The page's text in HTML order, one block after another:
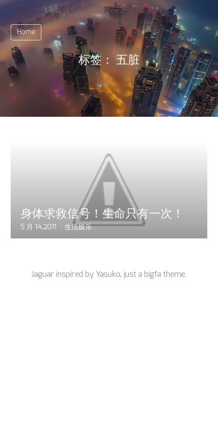
Home
标签：五脏
身体求救信号！生命只有一次！
5 月 14,2011 生活娱乐
Jaguar inspired by Yasuko, just a bigfa theme.